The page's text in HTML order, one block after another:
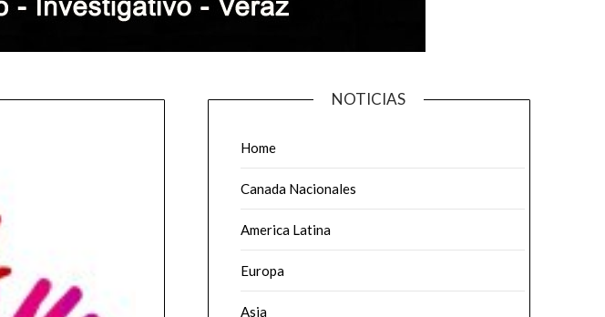
NOTICIAS
Home
Canada Nacionales
America Latina
Europa
Asia